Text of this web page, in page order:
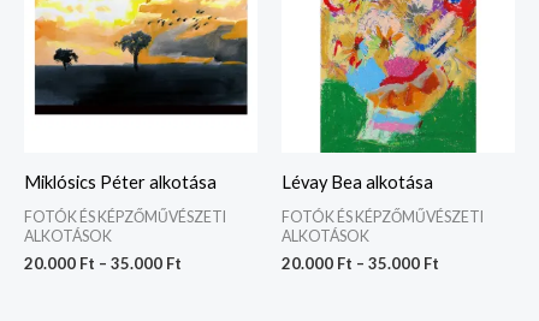
Miklósics Péter alkotása
FOTÓK ÉS KÉPZŐMŰVÉSZETI
ALKOTÁSOK
20.000 Ft – 35.000 Ft
Lévay Bea alkotása
FOTÓK ÉS KÉPZŐMŰVÉSZETI
ALKOTÁSOK
20.000 Ft – 35.000 Ft